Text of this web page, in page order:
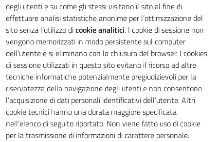
degli utenti e su come gli stessi visitano il sito al fine di
effettuare analisi statistiche anonime per l’ottimizzazione del
sito senza l’utilizzo dicookie analitici. I cookie di sessione non
vengono memorizzati in modo persistente sul computer
dell’utente e si eliminano con la chiusura del browser. I cookies
di sessione utilizzati in questo sito evitano il ricorso ad altre
tecniche informatiche potenzialmente pregiudizievoli per la
riservatezza della navigazione degli utenti e non consentono
l’acquisizione di dati personali identificativi dell’utente. Altri
cookie tecnici hanno una durata maggiore specificata
nell’elenco di seguito riportato. Non viene fatto uso di cookie
per la trasmissione di informazioni di carattere personale.